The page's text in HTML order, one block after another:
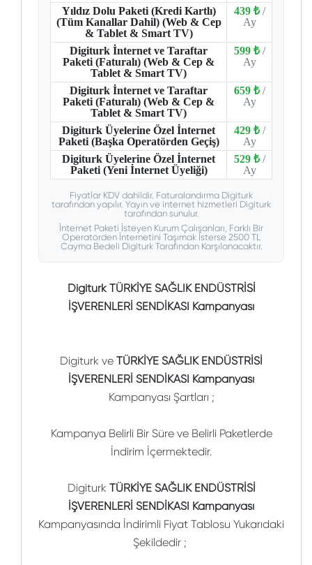
Yıldız Dolu Paketi (Kredi Kartlı)
(Tüm Kanallar Dahil) (Web & Cep
& Tablet & Smart TV)
439 ₺ /
Ay
Digiturk İnternet ve Taraftar
Paketi (Faturalı) (Web & Cep &
Tablet & Smart TV)
599 ₺ /
Ay
Digiturk İnternet ve Taraftar
Paketi (Faturalı) (Web & Cep &
Tablet & Smart TV)
659 ₺ /
Ay
Digiturk Üyelerine Özel İnternet
Paketi (Başka Operatörden Geçiş)
429 ₺ /
Ay
Digiturk Üyelerine Özel İnternet
Paketi (Yeni İnternet Üyeliği)
529 ₺ /
Ay
Fiyatlar KDV dahildir. Faturalandırma Digiturk
tarafından yapılır. Yayın ve internet hizmetleri Digiturk
tarafından sunulur.
İnternet Paketi İsteyen Kurum Çalışanları, Farklı Bir
Operatörden İnternetini Taşımak İsterse 2500 TL
Cayma Bedeli Digiturk Tarafından Karşılanacaktır.
Digiturk TÜRKİYE SAĞLIK ENDÜSTRİSİ
İŞVERENLERİ SENDİKASI Kampanyası
Digiturk ve TÜRKİYE SAĞLIK ENDÜSTRİSİ
İŞVERENLERİ SENDİKASI Kampanyası
Kampanyası Şartları ;
Kampanya Belirli Bir Süre ve Belirli Paketlerde
İndirim İçermektedir.
Digiturk TÜRKİYE SAĞLIK ENDÜSTRİSİ
İŞVERENLERİ SENDİKASI Kampanyası
Kampanyasında İndirimli Fiyat Tablosu Yukarıdaki
Şekildedir ;